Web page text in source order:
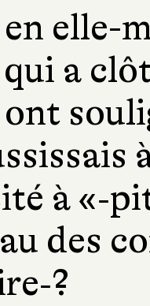
elle-
a
à
des